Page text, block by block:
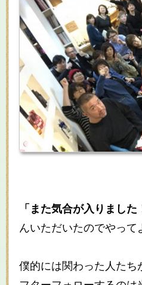
「また気合が入りました
んいただいたのでやって
僕的には関わった人たち